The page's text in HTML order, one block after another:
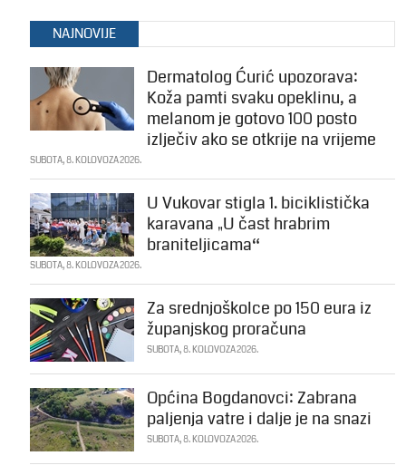
NAJNOVIJE
Dermatolog Ćurić upozorava:
Koža pamti svaku opeklinu, a
melanom je gotovo 100 posto
izlječiv ako se otkrije na vrijeme
SUBOTA, 8. KOLOVOZA 2026.
U Vukovar stigla 1. biciklistička
karavana „U čast hrabrim
braniteljicama“
SUBOTA, 8. KOLOVOZA 2026.
Za srednjoškolce po 150 eura iz
županjskog proračuna
SUBOTA, 8. KOLOVOZA 2026.
Općina Bogdanovci: Zabrana
paljenja vatre i dalje je na snazi
SUBOTA, 8. KOLOVOZA 2026.